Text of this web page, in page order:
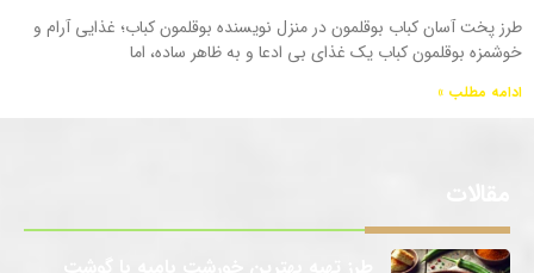
طرز پخت آسان کباب بوقلمون در منزل نویسنده بوقلمون کباب؛ غذایی آرام و
خوشمزه بوقلمون کباب یک غذای بی ادعا و به ظاهر ساده، اما
ادامه مطلب »